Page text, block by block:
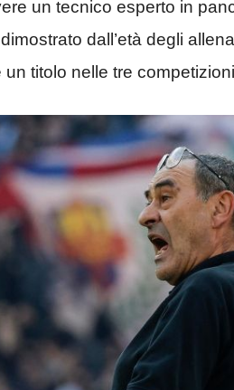
un tecnico esperto in
dall’età degli
titolo nelle tre